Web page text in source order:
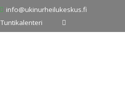
info@ukinurheilukeskus.fi
Tuntikalenteri